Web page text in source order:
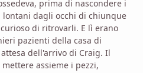
prima di nascondere i
dagli occhi di chiunque
di ritrovarli. E lì erano
pazienti della casa di
dell'arrivo di Craig. Il
assieme i pezzi,